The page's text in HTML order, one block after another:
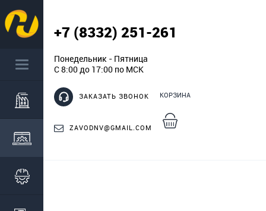
+7 (8332) 251-261
Понедельник - Пятница
С 8:00 до 17:00 по МСК
ЗАКАЗАТЬ ЗВОНОК
ZAVODNV@GMAIL.COM
КОРЗИНА